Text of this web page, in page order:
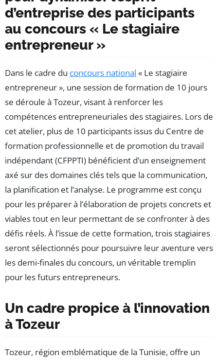
d’entreprise des participants
au concours « Le stagiaire
entrepreneur »
Dans le cadre du concours national « Le stagiaire
entrepreneur », une session de formation de 10 jours
se déroule à Tozeur, visant à renforcer les
compétences entrepreneuriales des stagiaires. Lors de
cet atelier, plus de 10 participants issus du Centre de
formation professionnelle et de promotion du travail
indépendant (CFPPTI) bénéficient d’un enseignement
axé sur des domaines clés tels que la communication,
la planification et l’analyse. Le programme est conçu
pour les préparer à l’élaboration de projets concrets et
viables tout en leur permettant de se confronter à des
défis réels. À l’issue de cette formation, trois stagiaires
seront sélectionnés pour poursuivre leur aventure vers
les demi-finales du concours, un véritable tremplin
pour les futurs entrepreneurs.
Un cadre propice à l’innovation
à Tozeur
Tozeur, région emblématique de la Tunisie, offre un